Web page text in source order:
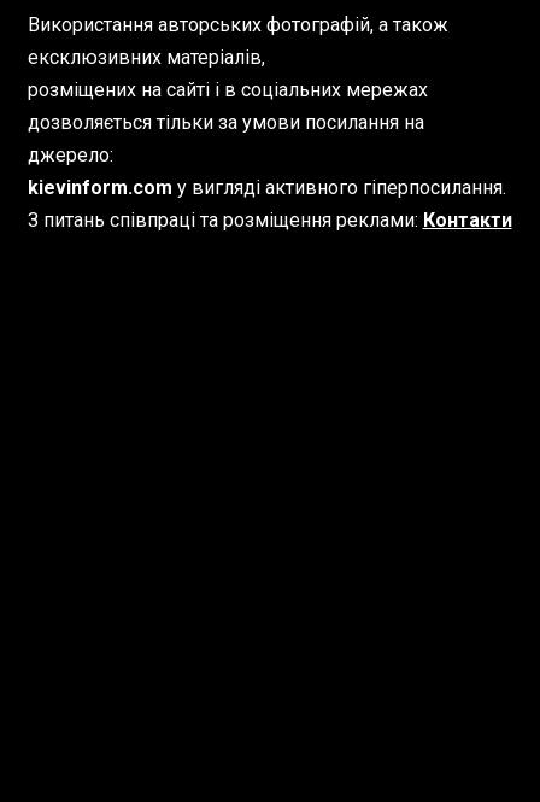
Використання авторських фотографій, а також
ексклюзивних матеріалів,
розміщених на сайті і в соціальних мережах
дозволяється тільки за умови посилання на
джерело:
kievinform.com у вигляді активного гіперпосилання.
З питань співпраці та розміщення реклами: Контакти